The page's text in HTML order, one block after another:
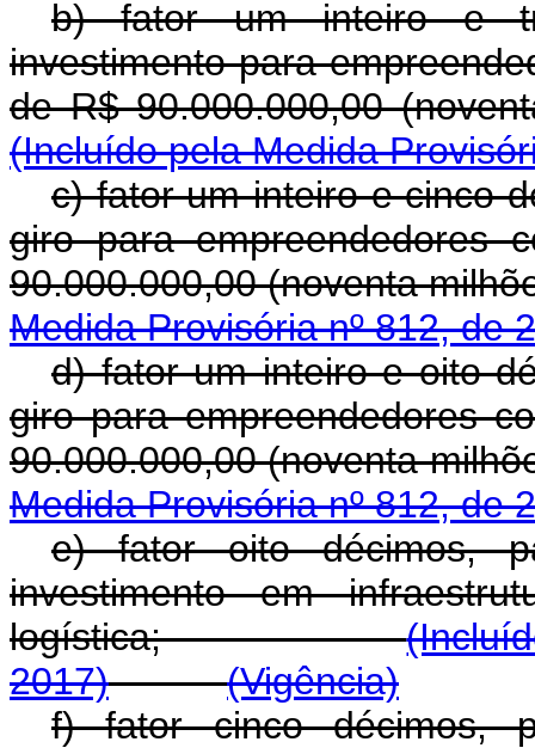
b) fator um inteiro e
investimento para
de R$ 90.000.000,00
(Incluído pela Medida
c) fator um inteiro e cinco
giro para empreendedores
90.000.000,00
Medida Provisória nº 812, de
d) fator um inteiro e oito
giro para empreendedores
90.000.000,00
Medida Provisória nº 812, de
e) fator oito décimos,
investimento em
logística;
2017)
(Vigência)
f) fator cinco décimos,